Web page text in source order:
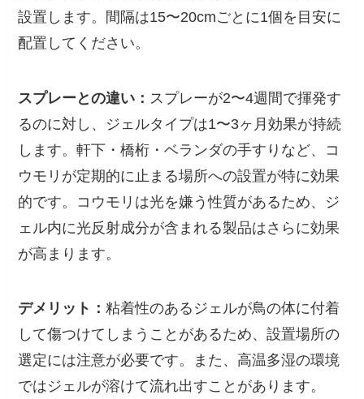
設置します。間隔は15〜20cmごとに1個を目安に
配置してください。
スプレーとの違い： スプレーが2〜4週間で揮発す
るのに対し、ジェルタイプは1〜3ヶ月効果が持続
します。軒下・橋桁・ベランダの手すりなど、コ
ウモリが定期的に止まる場所への設置が特に効果
的です。コウモリは光を嫌う性質があるため、ジ
ェル内に光反射成分が含まれる製品はさらに効果
が高まります。
デメリット：粘着性のあるジェルが鳥の体に付着
して傷つけてしまうことがあるため、設置場所の
選定には注意が必要です。また、高温多湿の環境
ではジェルが溶けて流れ出すことがあります。